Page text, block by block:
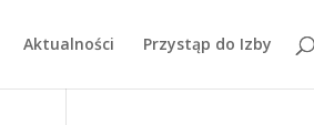
Aktualności Przystąp do Izby